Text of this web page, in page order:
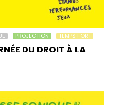
PROJECTION TEMPS FORT
DU DROIT À LA